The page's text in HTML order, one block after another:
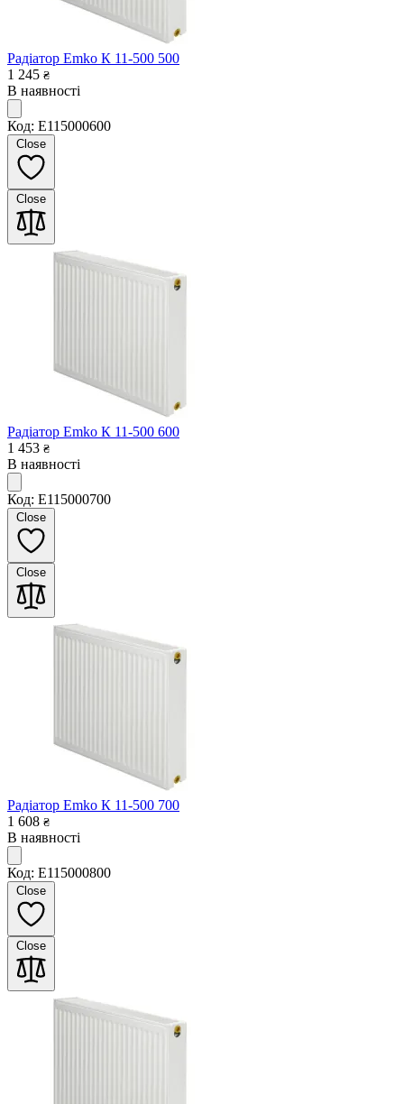
Радіатор Emko К 11-500 500
1 245 ₴
В наявності
Код: E115000600
Close
Close
Радіатор Emko К 11-500 600
1 453 ₴
В наявності
Код: E115000700
Close
Close
Радіатор Emko К 11-500 700
1 608 ₴
В наявності
Код: E115000800
Close
Close